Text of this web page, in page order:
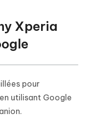
Xperia
pour
utilisant Google